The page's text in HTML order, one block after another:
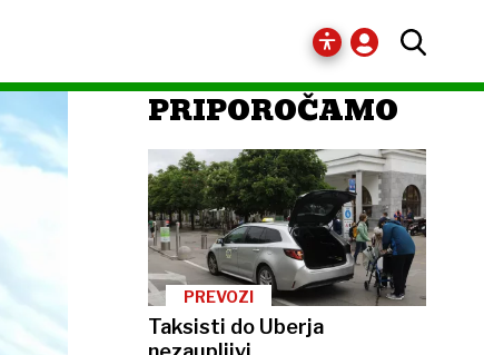
PRIPOROČAMO
PREVOZI
Taksisti do Uberja